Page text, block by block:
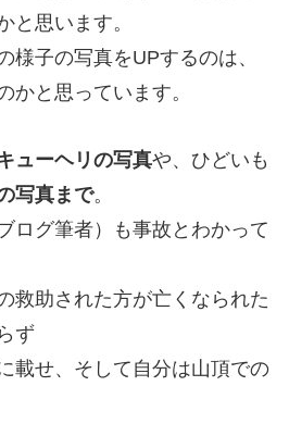
と思います。
様子の写真をUPするのは、
かと思っています。
ューヘリの写真や、ひどいも
写真まで。
ログ筆者）も事故とわかって
救助された方が亡くなられた
ず
載せ、そして自分は山頂での